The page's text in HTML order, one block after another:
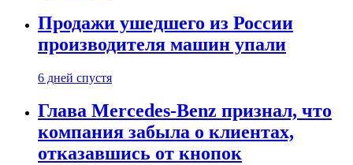
Продажи ушедшего из России
производителя машин упали
6 дней спустя
Глава Mercedes-Benz признал, что
компания забыла о клиентах,
отказавшись от кнопок